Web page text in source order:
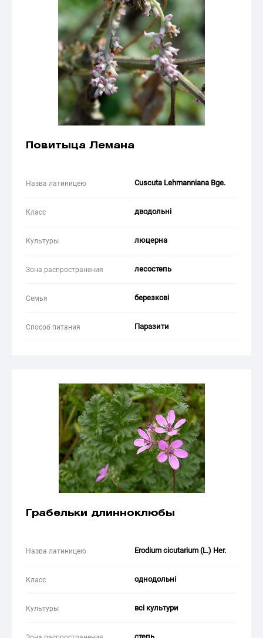
Повитыца Лемана
Назва латиницею Cuscuta Lehmanniana Bge.
Класс дводольні
Культуры люцерна
Зона распространения лесостепь
Семья березкові
Способ питания Паразити
Грабельки длинноклюбы
Назва латиницею Erodium cicutarium (L.) Her.
Класс однодольні
Культуры всі культури